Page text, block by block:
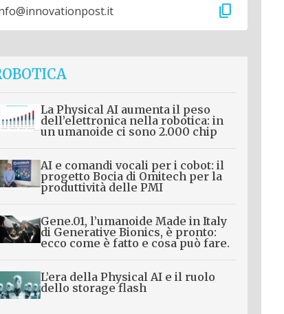
content_copy
La Physical AI aumenta il peso
dell’elettronica nella robotica: in
un umanoide ci sono 2.000 chip
AI e comandi vocali per i cobot: il
progetto Bocia di Omitech per la
produttività delle PMI
Gene.01, l’umanoide Made in Italy
di Generative Bionics, è pronto:
ecco come è fatto e cosa può fare.
L’era della Physical AI e il ruolo
dello storage flash